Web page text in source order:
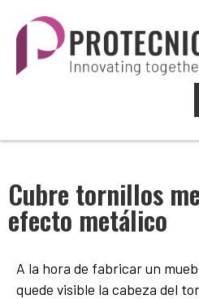
Cubre tornillos
efecto metálico
A la hora de fabricar un
quede visible la cabeza del